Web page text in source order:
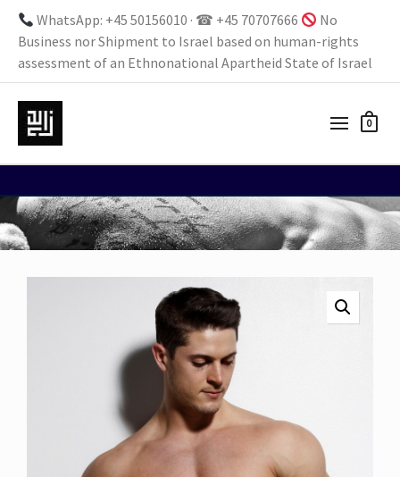
WhatsApp: +45 50156010 · ☎ +45 70707666
No
Business nor Shipment to Israel based on human-rights
assessment of an Ethnonational Apartheid State of Israel
0